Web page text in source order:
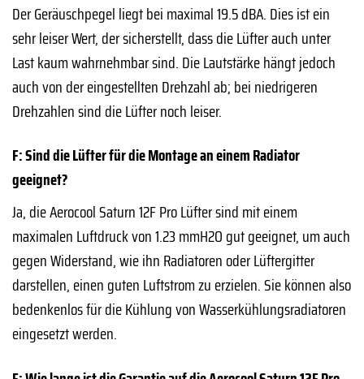
Der Geräuschpegel liegt bei maximal 19.5 dBA. Dies ist ein
sehr leiser Wert, der sicherstellt, dass die Lüfter auch unter
Last kaum wahrnehmbar sind. Die Lautstärke hängt jedoch
auch von der eingestellten Drehzahl ab; bei niedrigeren
Drehzahlen sind die Lüfter noch leiser.
F: Sind die Lüfter für die Montage an einem Radiator
geeignet?
Ja, die Aerocool Saturn 12F Pro Lüfter sind mit einem
maximalen Luftdruck von 1.23 mmH2O gut geeignet, um auch
gegen Widerstand, wie ihn Radiatoren oder Lüftergitter
darstellen, einen guten Luftstrom zu erzielen. Sie können also
bedenkenlos für die Kühlung von Wasserkühlungsradiatoren
eingesetzt werden.